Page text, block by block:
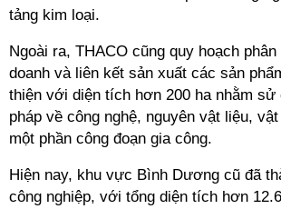
tảng kim loại.
Ngoài ra, THACO cũng quy hoạch
doanh và liên kết sản xuất các sản
thiện với diện tích hơn 200 ha nhằm sử
pháp về công nghệ, nguyên vật liệu,
một phần công đoạn gia công.
Hiện nay, khu vực Bình Dương cũ đã
công nghiệp, với tổng diện tích hơn